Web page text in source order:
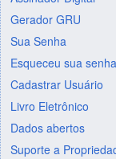
Gerador GRU
Sua Senha
Esqueceu sua
Cadastrar Usuário
Livro Eletrônico
Dados abertos
Suporte a